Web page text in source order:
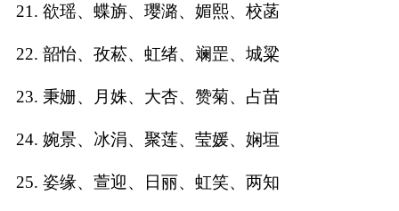
取
打
起
起
21. 欲瑶、蝶旃、璎潞、媚熙、校菡
22. 韶怡、孜菘、虹绪、斓罡、城粱
23. 秉姗、月姝、大杏、赞菊、占苗
24. 婉景、冰涓、聚莲、莹媛、娴垣
25. 姿缘、萱迎、日丽、虹笑、两知